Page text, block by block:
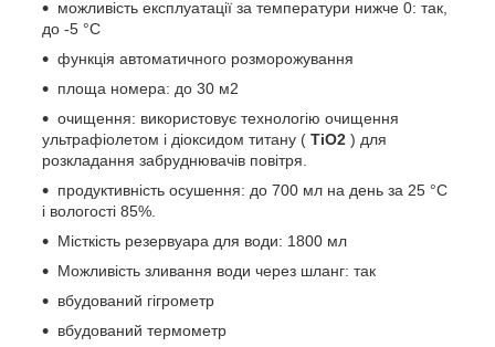
можливість експлуатації за температури нижче 0: так,
до -5 °C
функція автоматичного розморожування
площа номера: до 30 м2
очищення: використовує технологію очищення
ультрафіолетом і діоксидом титану ( TiO2 ) для
розкладання забруднювачів повітря.
продуктивність осушення: до 700 мл на день за 25 °C
і вологості 85%.
Місткість резервуара для води: 1800 мл
Можливість зливання води через шланг: так
вбудований гігрометр
вбудований термометр